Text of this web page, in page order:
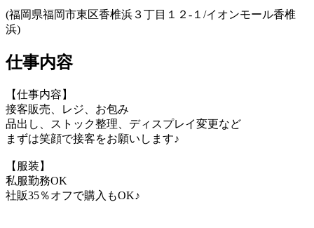
(福岡県福岡市東区香椎浜３丁目１２‐１/イオンモール香椎
浜)
仕事内容
【仕事内容】
接客販売、レジ、お包み
品出し、ストック整理、ディスプレイ変更など
まずは笑顔で接客をお願いします♪
【服装】
私服勤務OK
社販35％オフで購入もOK♪